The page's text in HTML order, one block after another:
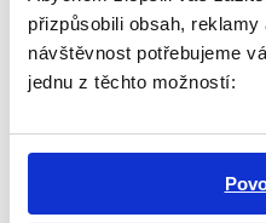
přizpůsobili obsah,
návštěvnost potřebujeme
jednu z těchto možností:
Tomáš Zahrádka
+420 771 252 544
Lucie Houdková